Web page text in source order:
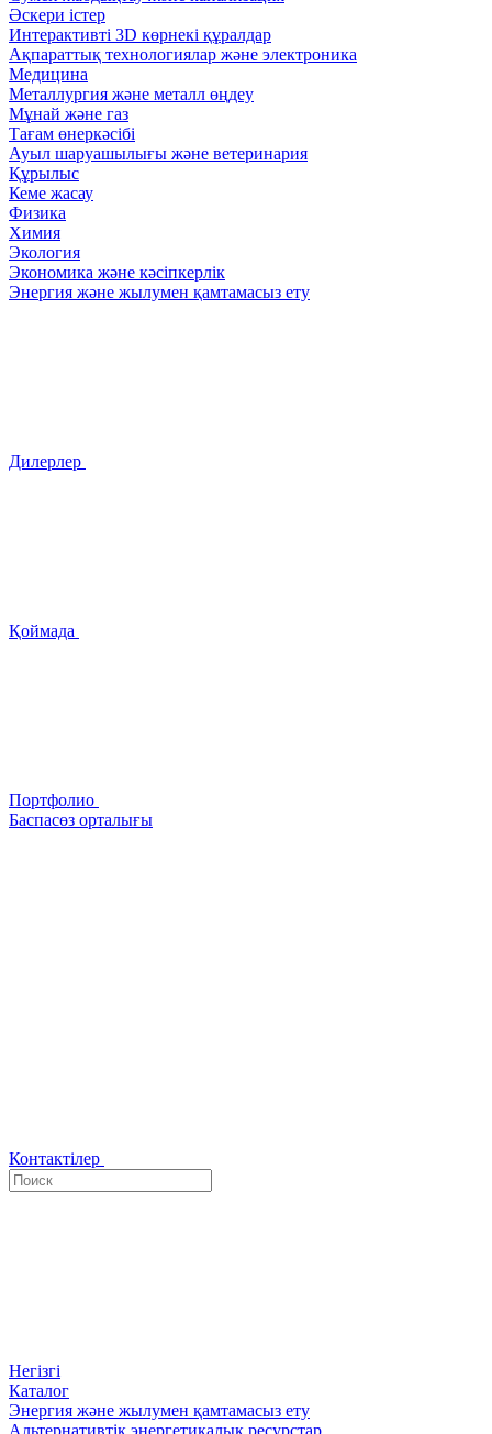
Әскери істер
Интерактивті 3D көрнекі құралдар
Ақпараттық технологиялар және электроника
Медицина
Металлургия және металл өңдеу
Мұнай және газ
Тағам өнеркәсібі
Ауыл шаруашылығы және ветеринария
Құрылыс
Кеме жасау
Физика
Химия
Экология
Экономика және кәсіпкерлік
Энергия және жылумен қамтамасыз ету
Дилерлер
Қоймада
Портфолио
Баспасөз орталығы
Контактілер
Негізгі
Каталог
Энергия және жылумен қамтамасыз ету
Альтернативтік энергетикалық ресурстар